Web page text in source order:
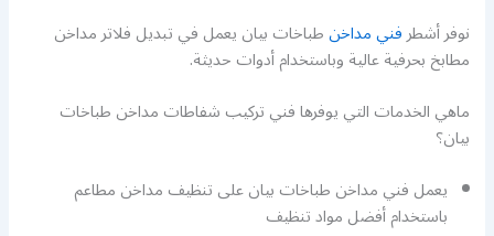
نوفر أشطرفني مداخنطباخات بيان يعمل في تبديل فلاتر مداخن
مطابخ بحرفية عالية وباستخدام أدوات حديثة.
ماهي الخدمات التي يوفرها فني تركيب شفاطات مداخن طباخات
بيان؟
يعمل فني مداخن طباخات بيان على تنظيف مداخن مطاعم
باستخدام أفضل مواد تنظيف